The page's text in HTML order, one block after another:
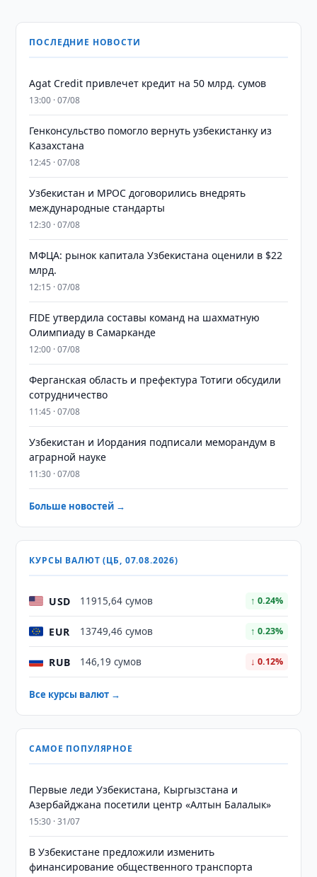
ПОСЛЕДНИЕ НОВОСТИ
Agat Credit привлечет кредит на 50 млрд. сумов
13:00 · 07/08
Генконсульство помогло вернуть узбекистанку из
Казахстана
12:45 · 07/08
Узбекистан и MPOC договорились внедрять
международные стандарты
12:30 · 07/08
МФЦА: рынок капитала Узбекистана оценили в $22
млрд.
12:15 · 07/08
FIDE утвердила составы команд на шахматную
Олимпиаду в Самарканде
12:00 · 07/08
Ферганская область и префектура Тотиги обсудили
сотрудничество
11:45 · 07/08
Узбекистан и Иордания подписали меморандум в
аграрной науке
11:30 · 07/08
Больше новостей →
КУРСЫ ВАЛЮТ (ЦБ, 07.08.2026)
USD 11915,64 сумов ↑ 0.24%
EUR 13749,46 сумов ↑ 0.23%
RUB 146,19 сумов ↓ 0.12%
Все курсы валют →
САМОЕ ПОПУЛЯРНОЕ
Первые леди Узбекистана, Кыргызстана и
Азербайджана посетили центр «Алтын Балалык»
15:30 · 31/07
В Узбекистане предложили изменить
финансирование общественного транспорта